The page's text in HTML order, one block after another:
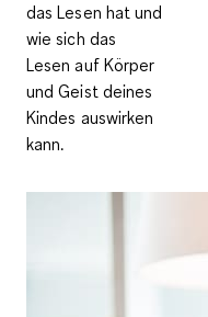
das Lesen hat und
wie sich das
Lesen auf Körper
und Geist deines
Kindes auswirken
kann.